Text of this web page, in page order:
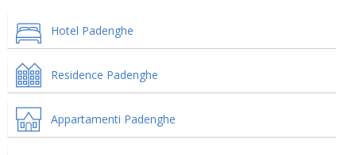
Hotel Padenghe
Residence Padenghe
Appartamenti Padenghe